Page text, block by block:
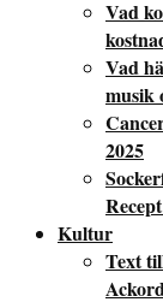
Vad
Vad
musik
2025
Kultur
Text